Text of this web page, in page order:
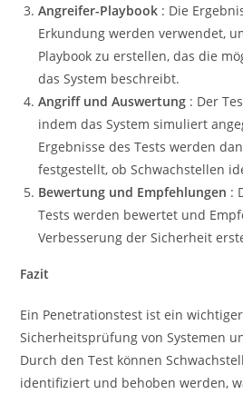
Angreifer-Playbook : Die
Erkundung werden verwendet,
Playbook zu erstellen, das die
das System beschreibt.
Angriff und Auswertung : Der
indem das System simuliert
Ergebnisse des Tests werden
festgestellt, ob Schwachstellen
Bewertung und Empfehlungen :
Tests werden bewertet und
Verbesserung der Sicherheit
Fazit
Ein Penetrationstest ist ein
Sicherheitsprüfung von Systemen
Durch den Test können
identifiziert und behoben werden,